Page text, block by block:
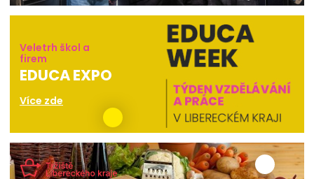
Veletrh škol a
firem
EDUCA EXPO
Více zde